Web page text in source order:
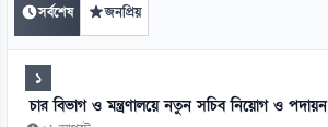
সর্বশেষ জনপ্রিয়
১
চার বিভাগ ও মন্ত্রণালয়ে নতুন সচিব নিয়োগ ও পদায়ন